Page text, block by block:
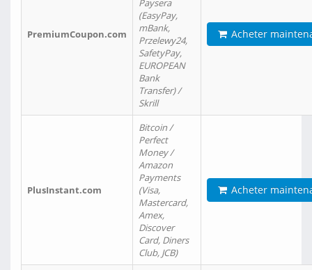
PremiumCoupon.com
Paysera
(EasyPay,
mBank,
Przelewy24,
SafetyPay,
EUROPEAN
Bank
Transfer) /
Skrill
Acheter
PlusInstant.com
Bitcoin /
Perfect
Money /
Amazon
Payments
(Visa,
Mastercard,
Amex,
Discover
Card, Diners
Club, JCB)
Acheter